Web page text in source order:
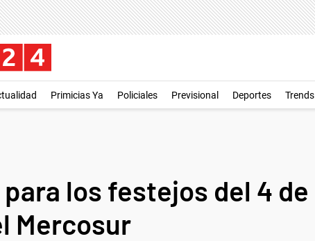
Primicias Ya Policiales Previsional Deportes Trends
los festejos del 4 de
Mercosur